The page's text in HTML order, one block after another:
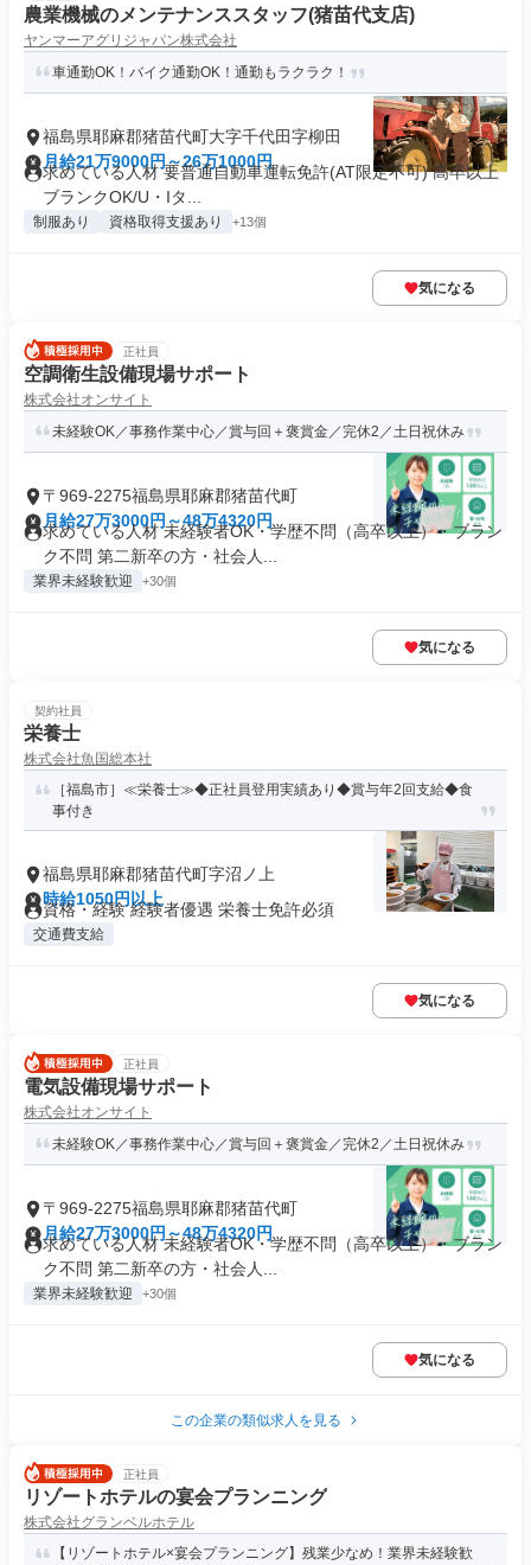
農業機械のメンテナンススタッフ(猪苗代支店)
ヤンマーアグリジャパン株式会社
車通勤OK！バイク通勤OK！通勤もラクラク！
福島県耶麻郡猪苗代町大字千代田字柳田
月給21万9000円～26万1000円
求めている人材 要普通自動車運転免許(AT限定不可) 高卒以上
ブランクOK/U・Iタ...
制服あり 資格取得支援あり +13個
気になる
正社員
空調衛生設備現場サポート
株式会社オンサイト
未経験OK／事務作業中心／賞与回＋褒賞金／完休2／土日祝休み
〒969-2275福島県耶麻郡猪苗代町
月給27万3000円～48万4320円
求めている人材 未経験者OK・学歴不問（高卒以上）・ブラン
ク不問 第二新卒の方・社会人...
業界未経験歓迎 +30個
気になる
契約社員
栄養士
株式会社魚国総本社
［福島市］≪栄養士≫◆正社員登用実績あり◆賞与年2回支給◆食
事付き
福島県耶麻郡猪苗代町字沼ノ上
時給1050円以上
資格・経験 経験者優遇 栄養士免許必須
交通費支給
気になる
正社員
電気設備現場サポート
株式会社オンサイト
未経験OK／事務作業中心／賞与回＋褒賞金／完休2／土日祝休み
〒969-2275福島県耶麻郡猪苗代町
月給27万3000円～48万4320円
求めている人材 未経験者OK・学歴不問（高卒以上）・ブラン
ク不問 第二新卒の方・社会人...
業界未経験歓迎 +30個
気になる
この企業の類似求人を見る
正社員
リゾートホテルの宴会プランニング
株式会社グランベルホテル
【リゾートホテル×宴会プランニング】残業少なめ！業界未経験歓